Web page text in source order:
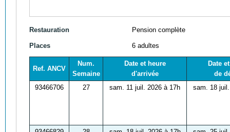
Restauration Pension complète
Places 6 adultes
Ref. ANCV
Num.
Semaine
Date et heure
d'arrivée
Date
de
93466706
27 sam. 11 juil. 2026 à 17h sam. 18